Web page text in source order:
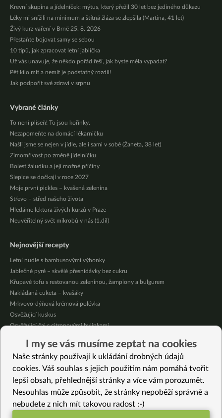
Krevní skupina a jídelníček: mýtus, který přežil 30 let bez jediného důkazu
Léky mi snížili na minimum a štítná žláza se zlepšila (Martina, 41 let)
Živý kurz vaření v Brně 25. 8. 2026
Přestaňte bojovat samy se sebou
10 tipů, jak zpracovat letní jablíčka
Už vás unavuje, že někdo pořád řeší, jak byste měla vypadat?
Pět kilo mít a nemít je podstatný rozdíl!
Jak podpořit své zdraví v srpnu
Vybrané články
To není plíseň! To jsou kořínky.
Nezapomeňte na domácí lékarničku
Našli jsme se nejen v jídle, ale i sami v sobě (Žaneta, 38 let)
Zimomřivost po změně jídelníčku
Bolest žaludku a její možné příčiny
Slepice se dočkají v roce 2027
Moje první pickles – kvašená zelenina
Střevo – střed našeho života
Hledáme lektora živých kurzů v Praze
Neuvěřitelný svět mikrobů v nás (1.díl)
Nejnovější recepty
Letní nudle s bambusovými výhonky
Jablečné pyré – skvělé přesnídávky bez cukru
Křupavé tofu s restovanou zeleninou, žampiony a bulgurem
Nakládaná cuketa – kvašáky
Mrkvovo-dýňová krémová polévka
Osvěžující kuskus
Osvěžující čaj s citronovými bylinkami
Čokoládové muffiny s mangovým krémem
Meruňky a jablka v citrónovém želé
Vybrané recepty
Chimichurri – omáčka na argentinský způsob
I my se vás musíme zeptat na cookies
Naše stránky používají k ukládání drobných údajů
cookies. Váš souhlas s jejich použitím nám pomáhá tvořit
lepší obsah, přehlednější stránky a více vám porozumět.
Nesouhlas může způsobit, že stránky nepoběží správně a
nebudete z nich mít takovou radost :-)